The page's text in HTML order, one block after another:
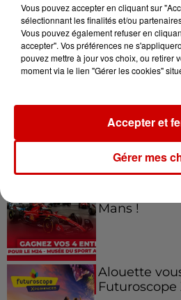
Jeux
Gagnez vos
Mans !
Alouette
Futuroscope
Vous pouvez accepter en cliquant sur
sélectionnant les finalités et/ou
Vous pouvez également refuser en
accepter". Vos préférences ne
pouvez mettre à jour vos choix, ou retirer
moment via le lien "Gérer les cookies"
Gérer mes
Accepter et